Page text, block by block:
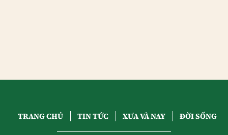
TRANG CHỦ TIN TỨC XƯA VÀ NAY ĐỜI SỐNG